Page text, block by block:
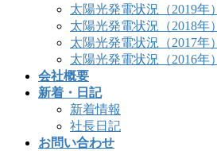
太陽光発電状況（2019年）
太陽光発電状況（2018年）
太陽光発電状況（2017年）
太陽光発電状況（2016年）
会社概要
新着・日記
新着情報
社長日記
お問い合わせ